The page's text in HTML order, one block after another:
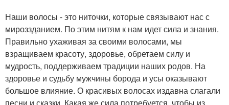
Наши волосы - это ниточки, которые связывают нас с
мироззданием. По этим нитям к нам идет сила и знания.
Правильно ухаживая за своими волосами, мы
взращиваем красоту, здоровье, обретаем силу и
мудрость, поддерживаем традиции наших родов. На
здоровье и судьбу мужчины борода и усы оказывают
большое влияние. О красивых волосах издавна слагали
песни и сказки. Какая же сила потребуется, чтобы из